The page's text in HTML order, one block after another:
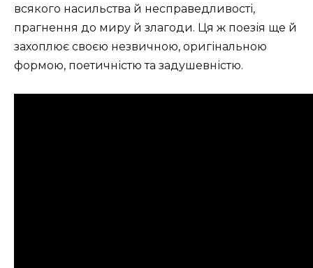
всякого насильства й несправедливості,
прагнення до миру й злагоди. Ця ж поезія ще й
захоплює своєю незвичною, оригінальною
формою, поетичністю та задушевністю.